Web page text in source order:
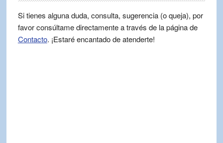
Si tienes alguna duda, consulta, sugerencia (o queja), por
favor consúltame directamente a través de la página de
Contacto. ¡Estaré encantado de atenderte!